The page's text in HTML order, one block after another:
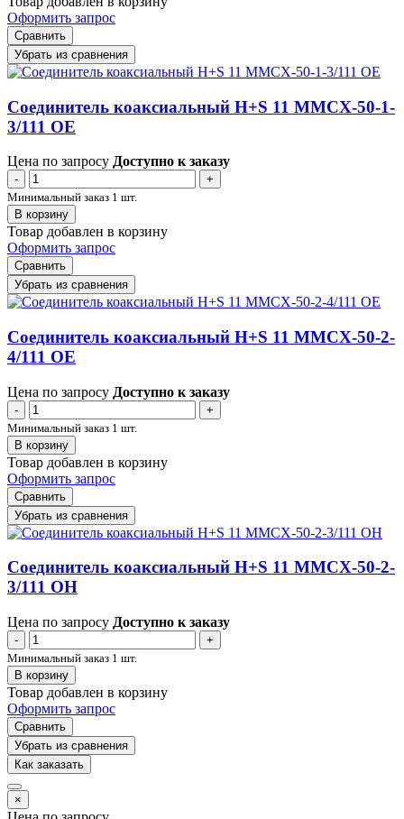
Оформить запрос
Сравнить
Убрать из сравнения
Соединитель коаксиальный H+S 11 MMCX-50-1-
3/111 OE
Цена по запросу Доступно к заказу
-
+
Минимальный заказ 1 шт.
В корзину
Товар добавлен в корзину
Оформить запрос
Сравнить
Убрать из сравнения
Соединитель коаксиальный H+S 11 MMCX-50-2-
4/111 OE
Цена по запросу Доступно к заказу
-
+
Минимальный заказ 1 шт.
В корзину
Товар добавлен в корзину
Оформить запрос
Сравнить
Убрать из сравнения
Соединитель коаксиальный H+S 11 MMCX-50-2-
3/111 OH
Цена по запросу Доступно к заказу
-
+
Минимальный заказ 1 шт.
В корзину
Товар добавлен в корзину
Оформить запрос
Сравнить
Убрать из сравнения
Как заказать
×